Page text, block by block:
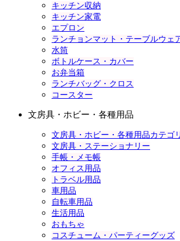
キッチン収納
キッチン家電
エプロン
ランチョンマット・テーブルウェ
水筒
ボトルケース・カバー
お弁当箱
ランチバッグ・クロス
コースター
文房具・ホビー・各種用品
文房具・ホビー・各種用品カテゴ
文房具・ステーショナリー
手帳・メモ帳
オフィス用品
トラベル用品
車用品
自転車用品
生活用品
おもちゃ
コスチューム・パーティーグッズ